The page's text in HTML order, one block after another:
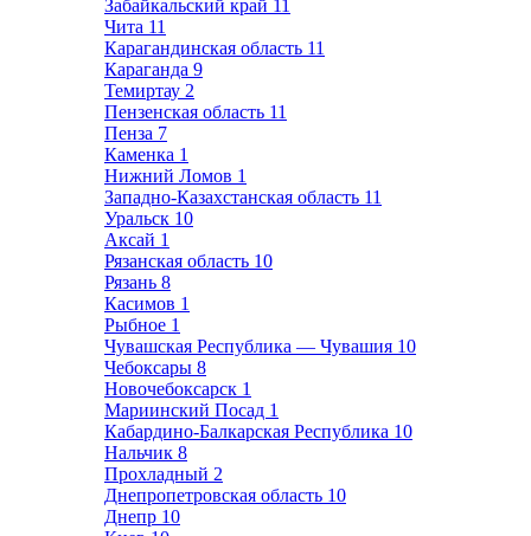
Забайкальский край 11
Чита 11
Карагандинская область 11
Караганда 9
Темиртау 2
Пензенская область 11
Пенза 7
Каменка 1
Нижний Ломов 1
Западно-Казахстанская область 11
Уральск 10
Аксай 1
Рязанская область 10
Рязань 8
Касимов 1
Рыбное 1
Чувашская Республика — Чувашия 10
Чебоксары 8
Новочебоксарск 1
Мариинский Посад 1
Кабардино-Балкарская Республика 10
Нальчик 8
Прохладный 2
Днепропетровская область 10
Днепр 10